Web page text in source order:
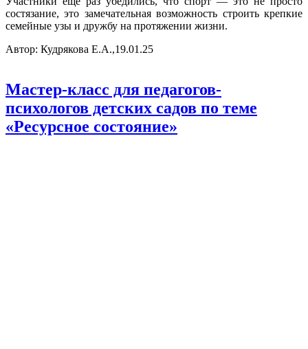
состязание, это замечательная возможность строить крепкие
семейные узы и дружбу на протяжении жизни.
Автор: Кудрякова Е.А.,19.01.25
Мастер-класс для педагогов-
психологов детских садов по теме
«Ресурсное состояние»